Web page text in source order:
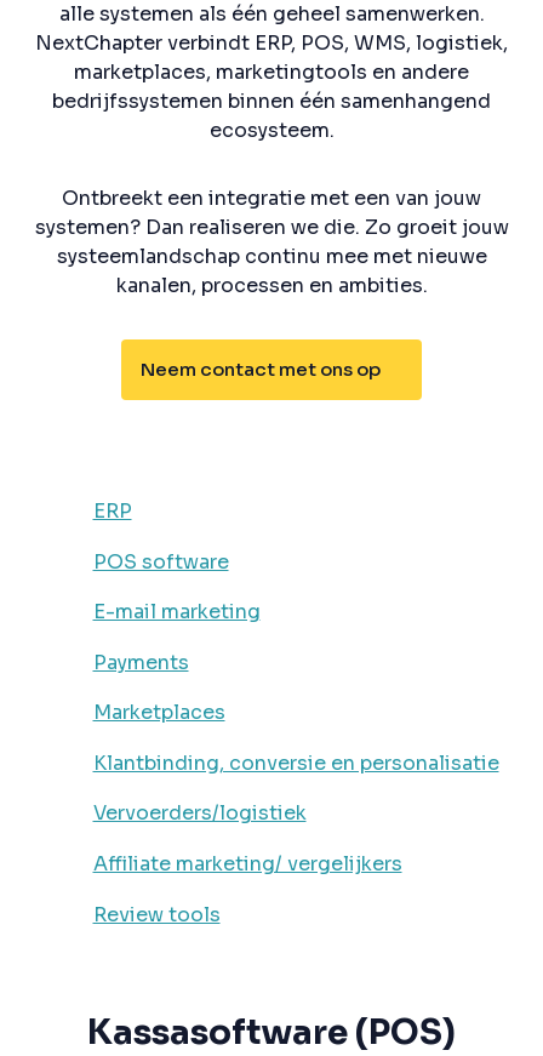
alle systemen als één geheel samenwerken.
NextChapter verbindt ERP, POS, WMS, logistiek,
marketplaces, marketingtools en andere
bedrijfssystemen binnen één samenhangend
ecosysteem.
Ontbreekt een integratie met een van jouw
systemen? Dan realiseren we die. Zo groeit jouw
systeemlandschap continu mee met nieuwe
kanalen, processen en ambities.
Neem contact met ons op
ERP
POS software
E-mail marketing
Payments
Marketplaces
Klantbinding, conversie en personalisatie
Vervoerders/logistiek
Affiliate marketing/ vergelijkers
Review tools
Kassasoftware (POS)